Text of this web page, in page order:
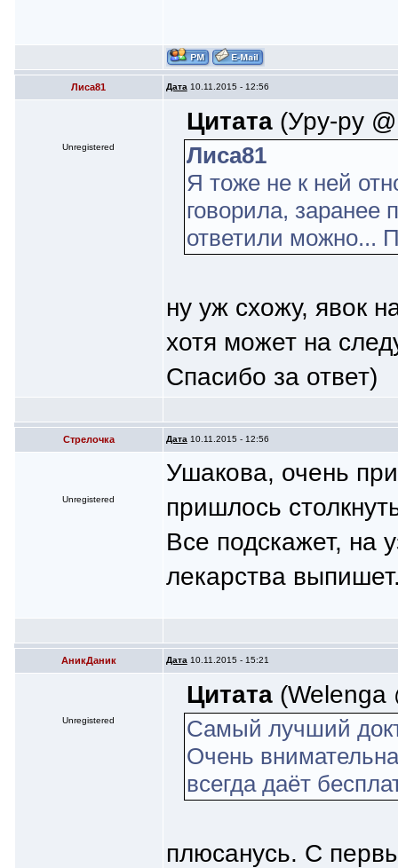
Лиса81 Дата 10.11.2015 - 12:56
Unregistered
Цитата (Уру-ру
Лиса81
Я тоже не к ней
говорила,
ответили можно...
ну уж схожу, явок
хотя может на
Спасибо за ответ)
Стрелочка Дата 10.11.2015 - 12:56
Unregistered
Ушакова, очень
пришлось
Все подскажет, на
лекарства
АникДаник Дата 10.11.2015 - 15:21
Unregistered
Цитата (Welenga
Самый лучший
Очень
всегда даёт
плюсанусь. С